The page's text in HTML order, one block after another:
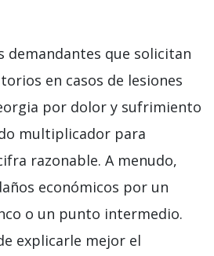
demandantes que solicitan
en casos de lesiones
por dolor y sufrimiento
multiplicador para
razonable. A menudo,
económicos por un
o un punto intermedio.
explicarle mejor el